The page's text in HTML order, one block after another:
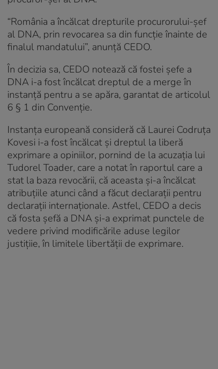
“România a încălcat drepturile procurorului-șef
al DNA, prin revocarea sa din funcție înainte de
finalul mandatului”, anunță CEDO.
În decizia sa, CEDO notează că fostei șefe a
DNA i-a fost încălcat dreptul de a merge în
instanță pentru a se apăra, garantat de articolul
6 § 1 din Convenție.
Instanța europeană consideră că Laurei Codruța
Kovesi i-a fost încălcat și dreptul la liberă
exprimare a opiniilor, pornind de la acuzația lui
Tudorel Toader, care a notat în raportul care a
stat la baza revocării, că aceasta și-a încălcat
atribuțiile atunci când a făcut declarații pentru
declarații internaționale. Astfel, CEDO a decis
că fosta șefă a DNA și-a exprimat punctele de
vedere privind modificările aduse legilor
justițiie, în limitele libertății de exprimare.